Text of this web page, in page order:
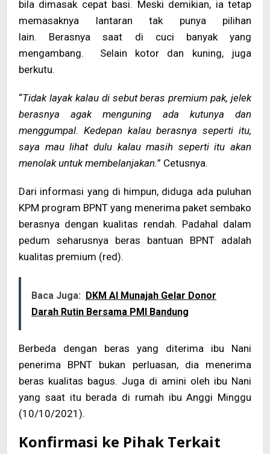
bila dimasak cepat basi. Meski demikian, ia tetap
memasaknya lantaran tak punya pilihan
lain. Berasnya saat di cuci banyak yang
mengambang. Selain kotor dan kuning, juga
berkutu.
“Tidak layak kalau di sebut beras premium pak, jelek
berasnya agak menguning ada kutunya dan
menggumpal. Kedepan kalau berasnya seperti itu,
saya mau lihat dulu kalau masih seperti itu akan
menolak untuk membelanjakan.” Cetusnya.
Dari informasi yang di himpun, diduga ada puluhan
KPM program BPNT yang menerima paket sembako
berasnya dengan kualitas rendah. Padahal dalam
pedum seharusnya beras bantuan BPNT adalah
kualitas premium (red).
Baca Juga: DKM Al Munajah Gelar Donor
Darah Rutin Bersama PMI Bandung
Berbeda dengan beras yang diterima ibu Nani
penerima BPNT bukan perluasan, dia menerima
beras kualitas bagus. Juga di amini oleh ibu Nani
yang saat itu berada di rumah ibu Anggi Minggu
(10/10/2021).
Konfirmasi ke Pihak Terkait